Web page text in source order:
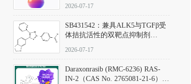
范
2026-07-17
SB431542：兼具ALK5与TGFβ受
体拮抗活性的双靶点抑制剂
D801067）
2026-07-17
Daraxonrasib (RMC-6236) RAS-
IN-2（CAS No. 2765081-21-6）：